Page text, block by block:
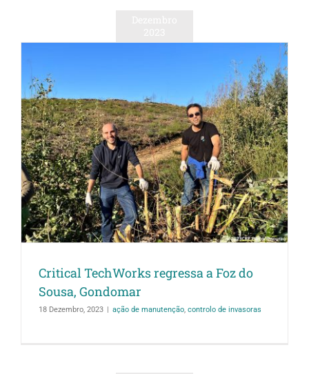
Critical TechWorks regressa a Foz do
Sousa, Gondomar
18 Dezembro, 2023 | ação de manutenção, controlo de invasoras